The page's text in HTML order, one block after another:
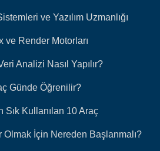
ve Yazılım Uzmanlığı
ve Render Motorları
Analizi Nasıl Yapılır?
Günde Öğrenilir?
Sık Kullanılan 10 Araç
Olmak İçin Nereden Başlanmalı?